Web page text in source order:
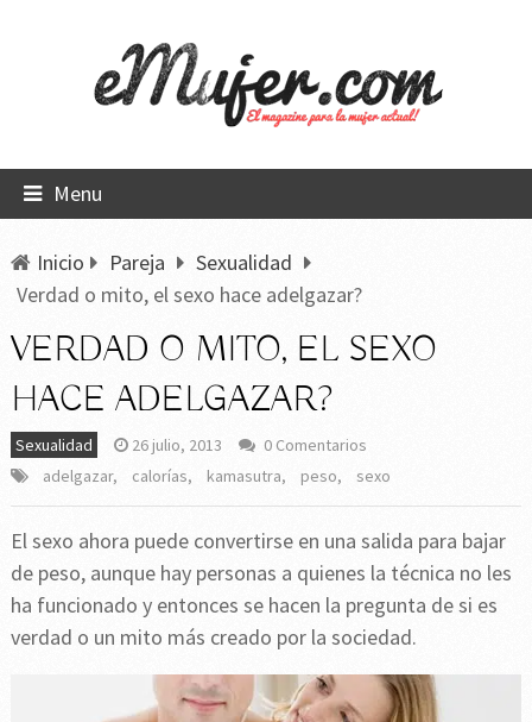
Menu
Inicio Pareja
Sexualidad
Verdad o mito, el sexo hace adelgazar?
VERDAD O MITO, EL SEXO
HACE ADELGAZAR?
Sexualidad 26 julio, 2013
0 Comentarios
adelgazar, calorías, kamasutra, peso, sexo
El sexo ahora puede convertirse en una salida para bajar
de peso, aunque hay personas a quienes la técnica no les
ha funcionado y entonces se hacen la pregunta de si es
verdad o un mito más creado por la sociedad.